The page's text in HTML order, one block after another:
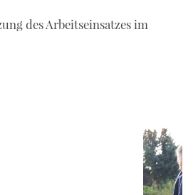
des Arbeitseinsatzes im